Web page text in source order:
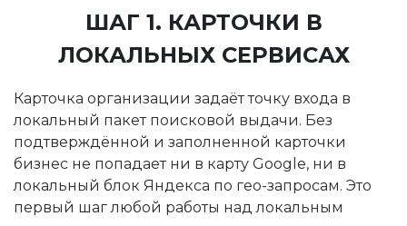
ШАГ 1. КАРТОЧКИ В
ЛОКАЛЬНЫХ СЕРВИСАХ
Карточка организации задаёт точку входа в
локальный пакет поисковой выдачи. Без
подтверждённой и заполненной карточки
бизнес не попадает ни в карту Google, ни в
локальный блок Яндекса по гео-запросам. Это
первый шаг любой работы над локальным